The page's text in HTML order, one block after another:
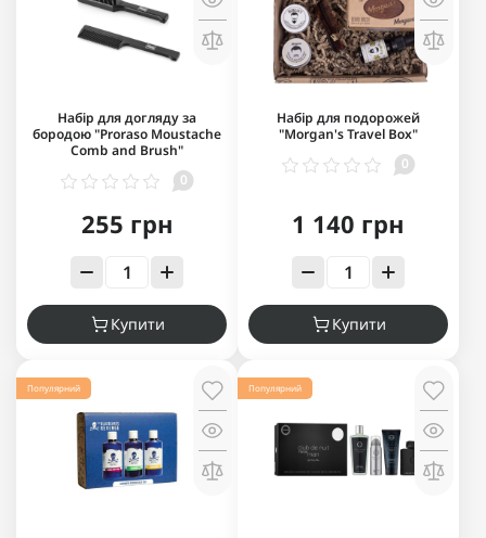
Набір для догляду за
бородою "Proraso Moustache
Comb and Brush"
0
255 грн
Купити
Набір для подорожей
"Morgan's Travel Box"
0
1 140 грн
Купити
Популярний Популярний